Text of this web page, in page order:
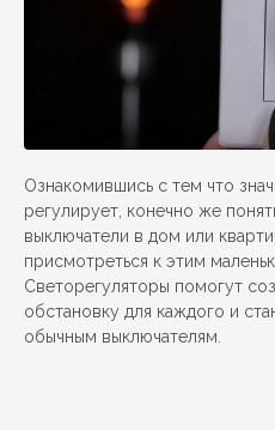
Ознакомившись с тем что
регулирует, конечно же
выключатели в дом или
присмотреться к этим
Светорегуляторы помогут
обстановку для каждого и
обычным выключателям.